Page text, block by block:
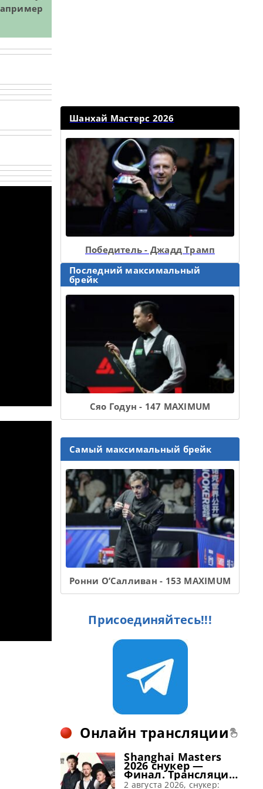
Шанхай Мастерс 2026
Победитель - Джадд Трамп
Последний максимальный
брейк
Сяо Годун - 147 MAXIMUM
Самый максимальный брейк
Ронни О’Салливан - 153 MAXIMUM
Присоединяйтесь!!!
Онлайн трансляции
Shanghai Masters
2026 снукер —
Финал. Трансляции
расписание
2 августа 2026, снукер: